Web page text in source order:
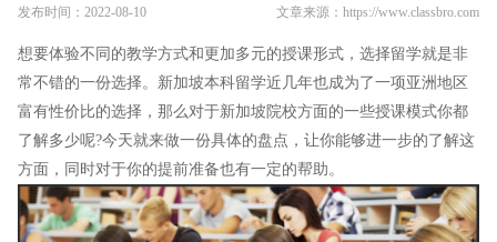
发布时间：2022-08-10 文章来源：https://www.classbro.com
想要体验不同的教学方式和更加多元的授课形式，选择留学就是非
常不错的一份选择。新加坡本科留学近几年也成为了一项亚洲地区
富有性价比的选择，那么对于新加坡院校方面的一些授课模式你都
了解多少呢?今天就来做一份具体的盘点，让你能够进一步的了解这
方面，同时对于你的提前准备也有一定的帮助。